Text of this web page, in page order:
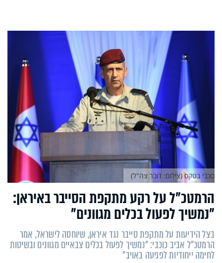
הרמטכ"ל על רקע מתקפת הסייבר באיראן:
"נמשיך לפעול בכלים מגוונים"
בצל הידיעות על מתקפת סייבר נגד איראן, שיוחסה לישראל, אמר
הרמטכ"ל אביב כוכבי: "נמשיך לפעול בכלים צבאיים מגוונים ובשיטות
לחימה ייחודיות לפגיעה באויב"
כוכבי בטקס (צילום: דובר צה"ל)